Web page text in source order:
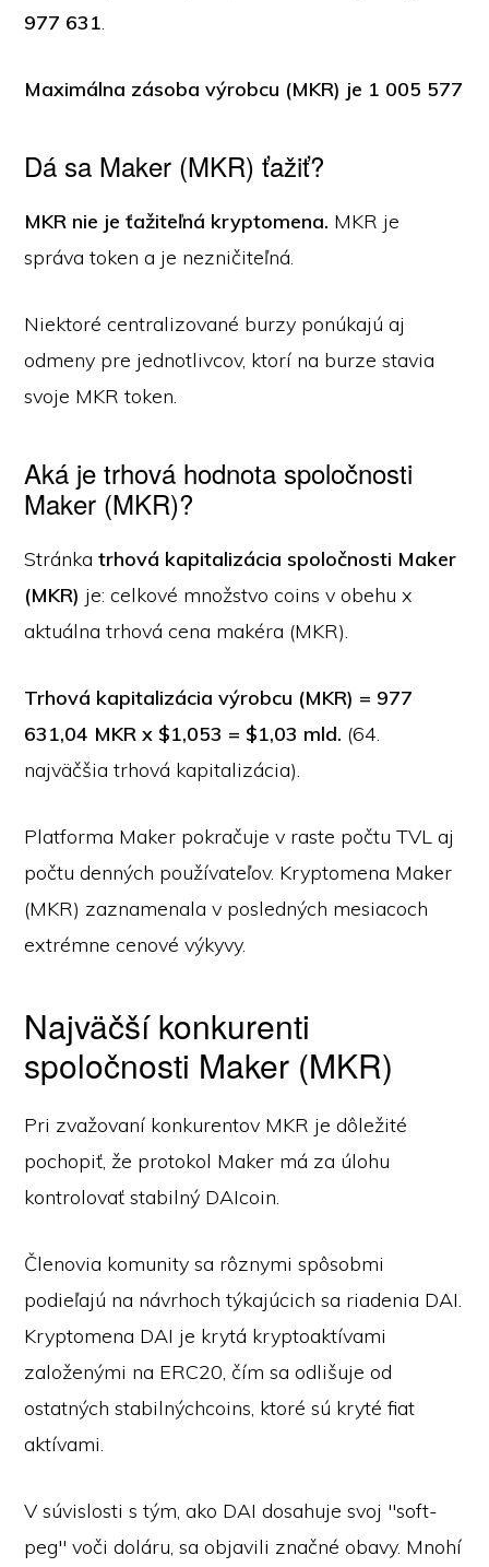
977 631.
Maximálna zásoba výrobcu (MKR) je 1 005 577
Dá sa Maker (MKR) ťažiť?
MKR nie je ťažiteľná kryptomena. MKR je
správa token a je nezničiteľná.
Niektoré centralizované burzy ponúkajú aj
odmeny pre jednotlivcov, ktorí na burze stavia
svoje MKR token.
Aká je trhová hodnota spoločnosti
Maker (MKR)?
Stránkatrhová kapitalizácia spoločnosti Maker
(MKR) je: celkové množstvo coins v obehu x
aktuálna trhová cena makéra (MKR).
Trhová kapitalizácia výrobcu (MKR) = 977
631,04 MKR x $1,053 = $1,03 mld. (64.
najväčšia trhová kapitalizácia).
Platforma Maker pokračuje v raste počtu TVL aj
počtu denných používateľov. Kryptomena Maker
(MKR) zaznamenala v posledných mesiacoch
extrémne cenové výkyvy.
Najväčší konkurenti
spoločnosti Maker (MKR)
Pri zvažovaní konkurentov MKR je dôležité
pochopiť, že protokol Maker má za úlohu
kontrolovať stabilný DAIcoin.
Členovia komunity sa rôznymi spôsobmi
podieľajú na návrhoch týkajúcich sa riadenia DAI.
Kryptomena DAI je krytá kryptoaktívami
založenými na ERC20, čím sa odlišuje od
ostatných stabilnýchcoins, ktoré sú kryté fiat
aktívami.
V súvislosti s tým, ako DAI dosahuje svoj "soft-
peg" voči doláru, sa objavili značné obavy. Mnohí